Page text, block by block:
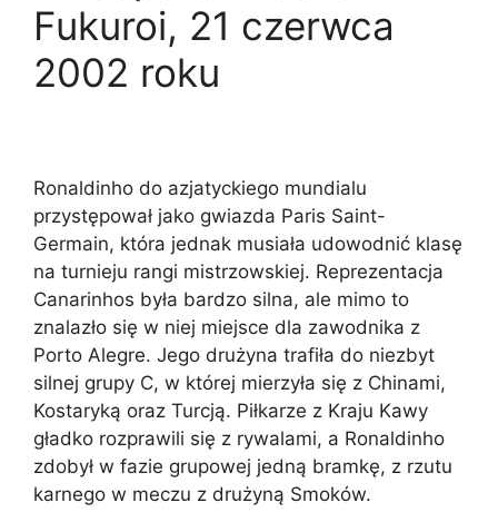
Fukuroi, 21 czerwca
2002 roku
Ronaldinho do azjatyckiego mundialu
przystępował jako gwiazda Paris Saint-
Germain, która jednak musiała udowodnić klasę
na turnieju rangi mistrzowskiej. Reprezentacja
Canarinhos była bardzo silna, ale mimo to
znalazło się w niej miejsce dla zawodnika z
Porto Alegre. Jego drużyna trafiła do niezbyt
silnej grupy C, w której mierzyła się z Chinami,
Kostaryką oraz Turcją. Piłkarze z Kraju Kawy
gładko rozprawili się z rywalami, a Ronaldinho
zdobył w fazie grupowej jedną bramkę, z rzutu
karnego w meczu z drużyną Smoków.